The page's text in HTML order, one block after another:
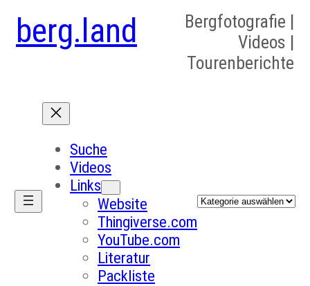
berg.land
Bergfotografie |
Videos |
Tourenberichte
Suche
Videos
Links
Website
Thingiverse.com
YouTube.com
Literatur
Packliste
Kategorien